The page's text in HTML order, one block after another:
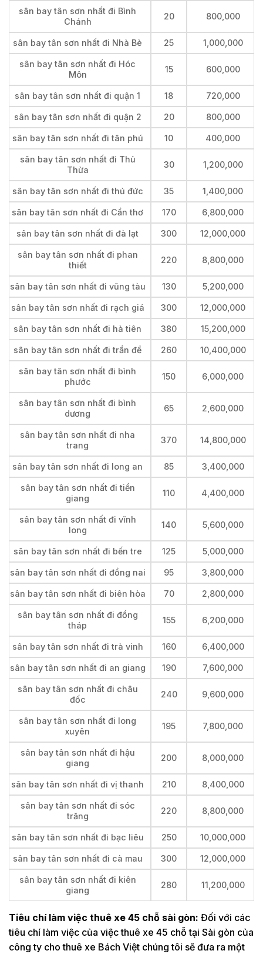
sân bay tân sơn nhất đi Bình
Chánh
20 800,000
sân bay tân sơn nhất đi Nhà Bè 25 1,000,000
sân bay tân sơn nhất đi Hóc
Môn
15 600,000
sân bay tân sơn nhất đi quận 1 18 720,000
sân bay tân sơn nhất đi quận 2 20 800,000
sân bay tân sơn nhất đi tân phú 10 400,000
sân bay tân sơn nhất đi Thủ
Thừa
30 1,200,000
sân bay tân sơn nhất đi thủ đức 35 1,400,000
sân bay tân sơn nhất đi Cần thơ 170 6,800,000
sân bay tân sơn nhất đi đà lạt 300 12,000,000
sân bay tân sơn nhất đi phan
thiết
220 8,800,000
sân bay tân sơn nhất đi vũng tàu 130 5,200,000
sân bay tân sơn nhất đi rạch giá 300 12,000,000
sân bay tân sơn nhất đi hà tiên 380 15,200,000
sân bay tân sơn nhất đi trần đề 260 10,400,000
sân bay tân sơn nhất đi bình
phước
150 6,000,000
sân bay tân sơn nhất đi bình
dương
65 2,600,000
sân bay tân sơn nhất đi nha
trang
370 14,800,000
sân bay tân sơn nhất đi long an 85 3,400,000
sân bay tân sơn nhất đi tiền
giang
110 4,400,000
sân bay tân sơn nhất đi vĩnh
long
140 5,600,000
sân bay tân sơn nhất đi bến tre 125 5,000,000
sân bay tân sơn nhất đi đồng nai 95 3,800,000
sân bay tân sơn nhất đi biên hòa 70 2,800,000
sân bay tân sơn nhất đi đồng
tháp
155 6,200,000
sân bay tân sơn nhất đi trà vinh 160 6,400,000
sân bay tân sơn nhất đi an giang 190 7,600,000
sân bay tân sơn nhất đi châu
đốc
240 9,600,000
sân bay tân sơn nhất đi long
xuyên
195 7,800,000
sân bay tân sơn nhất đi hậu
giang
200 8,000,000
sân bay tân sơn nhất đi vị thanh 210 8,400,000
sân bay tân sơn nhất đi sóc
trăng
220 8,800,000
sân bay tân sơn nhất đi bạc liêu 250 10,000,000
sân bay tân sơn nhất đi cà mau 300 12,000,000
sân bay tân sơn nhất đi kiên
giang
280 11,200,000
Tiêu chí làm việc thuê xe 45 chỗ sài gòn: Đối với các
tiêu chí làm việc của việc thuê xe 45 chỗ tại Sài gòn của
công ty cho thuê xe Bách Việt chúng tôi sẽ đưa ra một